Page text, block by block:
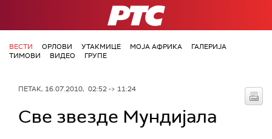
РТС
ВЕСТИ ОРЛОВИ УТАКМИЦЕ МОЈА АФРИКА
ГАЛЕРИЈА
ТИМОВИ
ВИДЕО ГРУПЕ
ПЕТАК, 16.07.2010, 02:52 -> 11:24
Све звезде Мундијала